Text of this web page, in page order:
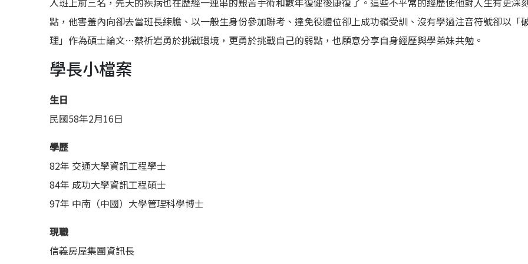
點，他害羞內向卻去當班長練膽、以一般生身份參加聯考、達免役體位卻上成功嶺受訓、沒有學過注音符號卻以「
理」作為碩士論文…蔡祈岩勇於挑戰環境，更勇於挑戰自己的弱點，也願意分享自身經歷與學弟妹共勉。
學長小檔案
生日
民國58年2月16日
學歷
82年 交通大學資訊工程學士
84年 成功大學資訊工程碩士
97年 中南（中國）大學管理科學博士
現職
信義房屋集團資訊長